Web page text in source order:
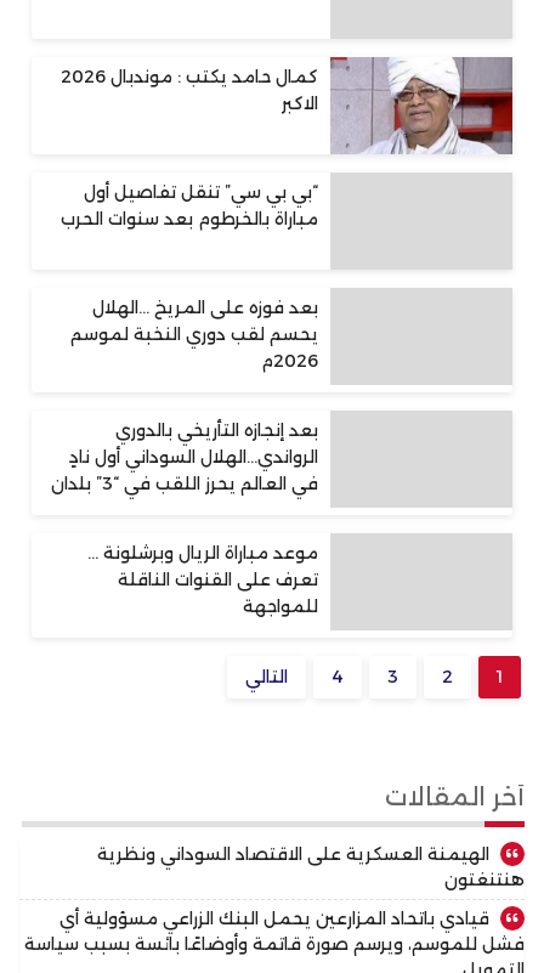
كمال حامد يكتب : موندبال 2026
الاكبر
“بي بي سي” تنقل تفاصيل أول
مباراة بالخرطوم بعد سنوات الحرب
بعد فوزه على المريخ …الهلال
يحسم لقب دوري النخبة لموسم
2026م
بعد إنجازه التأريخي بالدوري
الرواندي…الهلال السوداني أول نادٍ
في العالم يحرز اللقب في “3” بلدان
موعد مباراة الريال وبرشلونة …
تعرف على القنوات الناقلة
للمواجهة
1
2
3
4 التالي
أخر المقالات
الهيمنة العسكرية على الاقتصاد السوداني ونظرية
هنتنغتون
قيادي باتحاد المزارعين يحمل البنك الزراعي مسؤولية أي
فشل للموسم، ويرسم صورة قاتمة وأوضاعًا بائسة بسبب سياسة